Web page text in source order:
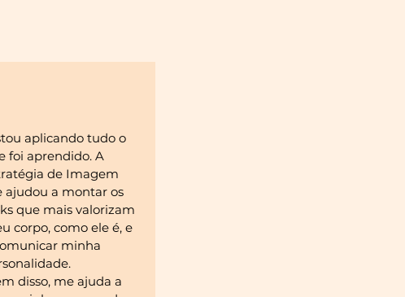
aplicando tudo o
foi aprendido. A
de Imagem
ajudou a montar os
que mais valorizam
corpo, como ele é, e
minha
disso, me ajuda a